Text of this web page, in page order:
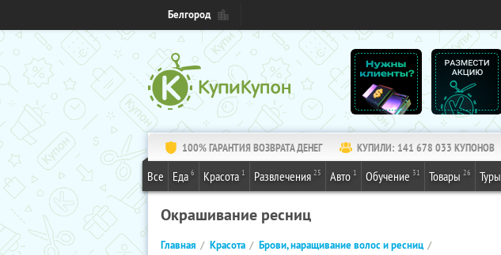
Белгород
100% ГАРАНТИЯ ВОЗВРАТА ДЕНЕГ КУПИЛИ: 141 678 033 КУПОНОВ
Все Еда 6 Красота 1 Развлечения 25 Авто 1 Обучение 31 Товары 26 Туры
Окрашивание ресниц
Главная Красота
Брови, наращивание волос и ресниц